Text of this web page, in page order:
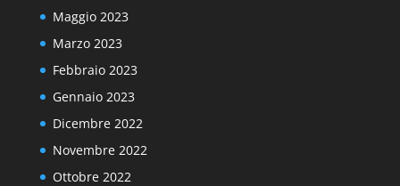
Maggio 2023
Marzo 2023
Febbraio 2023
Gennaio 2023
Dicembre 2022
Novembre 2022
Ottobre 2022